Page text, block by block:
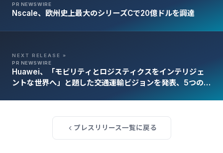
PR NEWSWIRE
Nscale、欧州史上最大のシリーズCで20億ドルを調達
NEXT RELEASE »
PR NEWSWIRE
Huawei、「モビリティとロジスティクスをインテリジェ
ントな世界へ」と題した交通運輸ビジョンを発表、5つの新
プレスリリース一覧に戻る